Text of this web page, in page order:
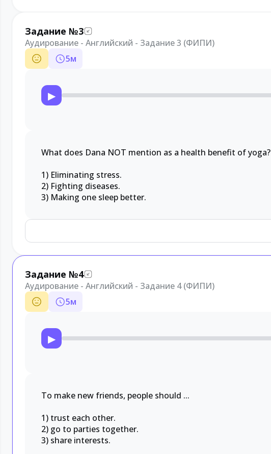
Задание №3
Аудирование - Английский - Задание 3 (ФИПИ)
5м
▶
What does Dana NOT mention as a health benefit of yoga?
1) Eliminating stress.
2) Fighting diseases.
3) Making one sleep better.
Задание №4
Аудирование - Английский - Задание 4 (ФИПИ)
5м
▶
To make new friends, people should ...
1) trust each other.
2) go to parties together.
3) share interests.